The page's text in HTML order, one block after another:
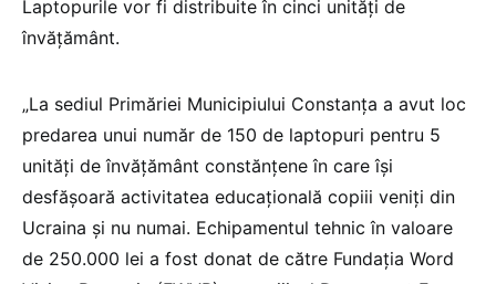
Laptopurile vor fi distribuite în cinci unităţi de
învăţământ.
„La sediul Primăriei Municipiului Constanţa a avut loc
predarea unui număr de 150 de laptopuri pentru 5
unităţi de învăţământ constănţene în care îşi
desfăşoară activitatea educaţională copiii veniţi din
Ucraina şi nu numai. Echipamentul tehnic în valoare
de 250.000 lei a fost donat de către Fundaţia Word